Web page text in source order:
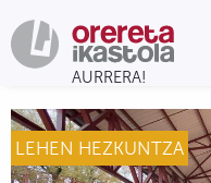
LEHEN HEZKUNTZA